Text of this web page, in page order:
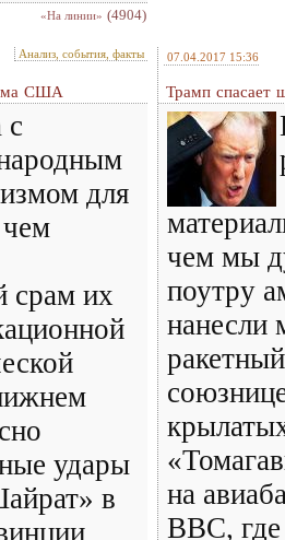
«На линии» (4904)
Анализ, события, факты
США
с
для
срам их
удары
в
07.04.2017 15:36
Трамп спасает
чем мы
поутру
нанесли
на
ВВС, где